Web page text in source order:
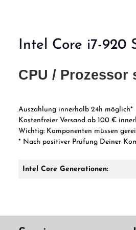
Intel Core i7-920
CPU /
Auszahlung innerhalb 24h möglich*
Kostenfreier Versand ab 100 €
Wichtig: Komponenten müssen
* Nach positiver Prüfung Deiner
Intel Core Generationen: